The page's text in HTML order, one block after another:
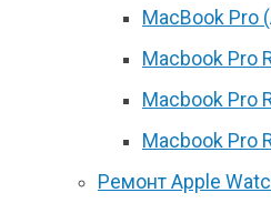
MacBook Pro
Macbook Pro
Macbook Pro
Macbook Pro
Ремонт Apple